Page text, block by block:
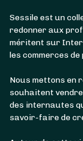
Sessile est un
redonner aux
méritent sur
les commerces
Nous mettons
souhaitent
des internautes
savoir-faire de